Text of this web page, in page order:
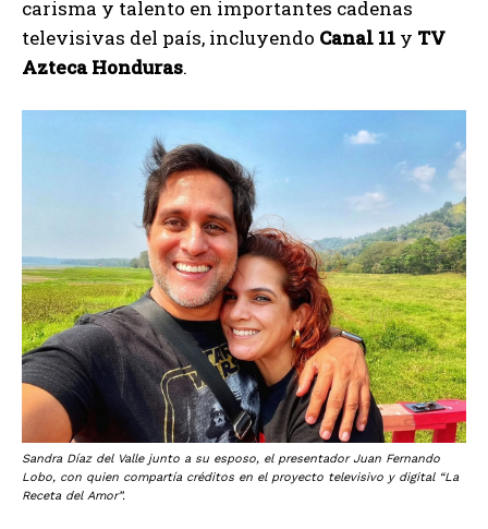
carisma y talento en importantes cadenas
televisivas del país, incluyendo Canal 11 y TV
Azteca Honduras.
Sandra Díaz del Valle junto a su esposo, el presentador Juan Fernando
Lobo, con quien compartía créditos en el proyecto televisivo y digital “La
Receta del Amor”.